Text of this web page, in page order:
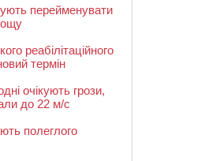
перейменувати
реабілітаційного
термін
очікують грози,
до 22 м/с
полеглого